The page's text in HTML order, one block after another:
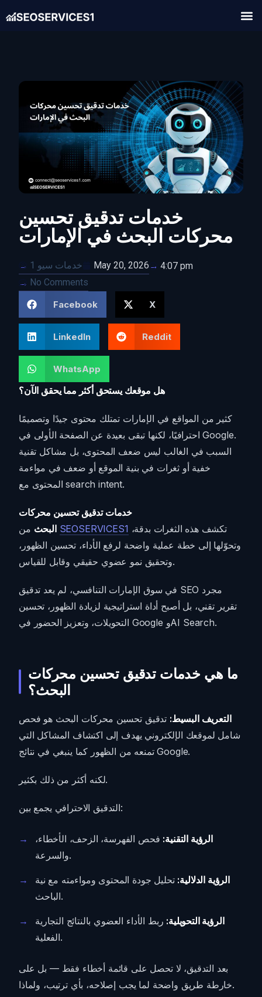
خدمات تدقيق تحسين
محركات البحث في الإمارات
خدمات سيو 1 May 20, 2026
4:07 pm
No Comments
Facebook
X
LinkedIn Reddit
WhatsApp
هل موقعك يستحق أكثر مما يحقق الآن؟
كثير من المواقع في الإمارات تمتلك محتوى جيدًا وتصميمًا
احترافيًا، لكنها تبقى بعيدة عن الصفحة الأولى في Google.
السبب في الغالب ليس ضعف المحتوى، بل مشاكل تقنية
خفية أو ثغرات في بنية الموقع أو ضعف في مواءمة
المحتوى مع search intent.
خدمات تدقيق تحسين محركات
البحثمن SEOSERVICES1
وتحوّلها إلى خطة عملية واضحة لرفع الأداء، تحسين الظهور،
وتحقيق نمو عضوي حقيقي وقابل للقياس.
في سوق الإمارات التنافسي، لم يعد تدقيق SEO مجرد
تقرير تقني، بل أصبح أداة استراتيجية لزيادة الظهور، تحسين
التحويلات، وتعزيز الحضور في Google وAI Search.
ما هي خدمات تدقيق تحسين محركات
البحث؟
التعريف البسيط: تدقيق تحسين محركات البحث هو فحص
شامل لموقعك الإلكتروني يهدف إلى اكتشاف المشاكل التي
تمنعه من الظهور كما ينبغي في نتائج Google.
لكنه أكثر من ذلك بكثير.
التدقيق الاحترافي يجمع بين:
الرؤية التقنية: فحص الفهرسة، الزحف، الأخطاء،
والسرعة.
الرؤية الدلالية: تحليل جودة المحتوى ومواءمته مع نية
الباحث.
الرؤية التحويلية: ربط الأداء العضوي بالنتائج التجارية
الفعلية.
بعد التدقيق، لا تحصل على قائمة أخطاء فقط — بل على
خارطة طريق واضحة لما يجب إصلاحه، بأي ترتيب، ولماذا.